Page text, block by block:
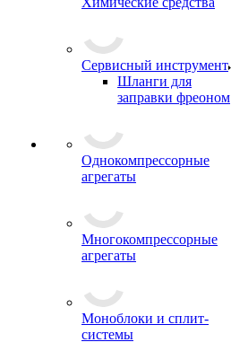
Сервисный инструмент
Шланги для
заправки фреоном
Однокомпрессорные
агрегаты
Многокомпрессорные
агрегаты
Моноблоки и сплит-
системы